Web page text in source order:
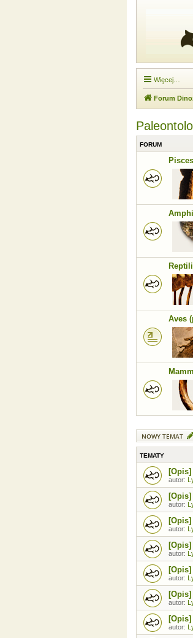
Więcej…
Forum
FORUM
Aves
NOWY TEMAT
TEMATY
autor:
autor:
autor:
autor:
autor:
autor:
autor: